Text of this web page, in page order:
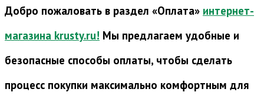
Добро пожаловать в раздел «Оплата» интернет-
магазина krusty.ru! Мы предлагаем удобные и
безопасные способы оплаты, чтобы сделать
процесс покупки максимально комфортным для